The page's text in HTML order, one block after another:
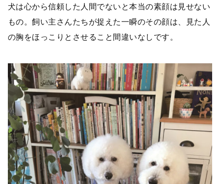
犬は心から信頼した人間でないと本当の素顔は見せない
もの。飼い主さんたちが捉えた一瞬のその顔は、見た人
の胸をほっこりとさせること間違いなしです。